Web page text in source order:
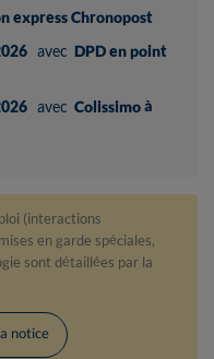
express Chronopost
avec DPD en point
avec Colissimo à
(interactions
en garde spéciales,
sont détaillées par la
notice